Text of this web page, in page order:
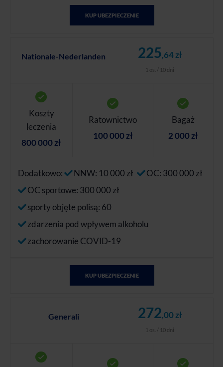
KUP UBEZPIECZENIE
Nationale-Nederlanden 225,64 zł
1 os. / 10 dni
Koszty
leczenia
800 000 zł
Ratownictwo
100 000 zł
Bagaż
2 000 zł
Dodatkowo: NNW: 10 000 zł
OC: 300 000 zł
OC sportowe: 300 000 zł
sporty objęte polisą: 60
zdarzenia pod wpływem alkoholu
zachorowanie COVID-19
KUP UBEZPIECZENIE
Generali 272,00 zł
1 os. / 10 dni